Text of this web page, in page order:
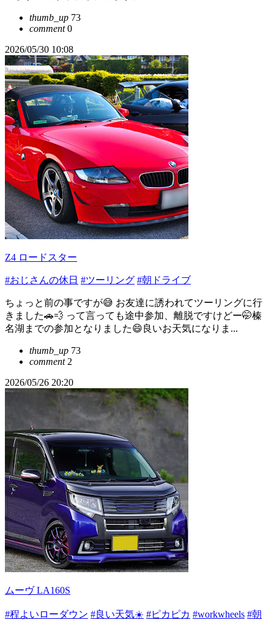
thumb_up 73
comment0
2026/05/30 10:08
Z4 ロードスター
#おじさんの休日 #ツーリング #朝ドライブ
ちょっと前の事ですが😅 お友達に誘われてツーリングに行
きました🚗💨 って言っても途中参加、離脱ですけどー🤭榛
名湖までの参加となりました😄良いお天気になりま...
thumb_up 73
comment2
2026/05/26 20:20
ムーヴ LA160S
#程よいローダウン #良い天気☀️ #ピカピカ #workwheels #朝